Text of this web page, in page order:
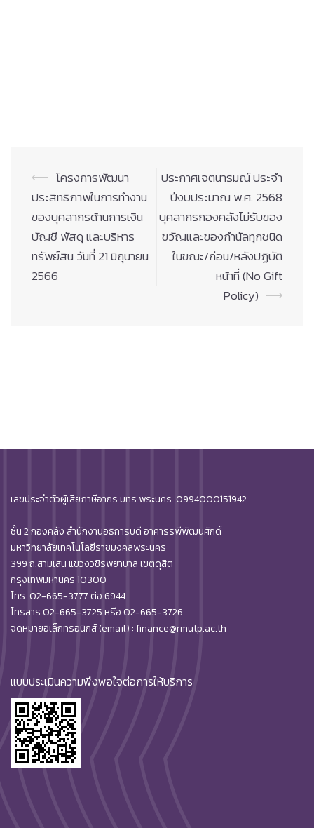
Post
navigation
⟵ โครงการพัฒนา
ประสิทธิภาพในการทำงาน
ของบุคลากรด้านการเงิน
บัญชี พัสดุ และบริหาร
ทรัพย์สิน วันที่ 21 มิถุนายน
2566
ประกาศเจตนารมณ์ ประจำ
ปีงบประมาณ พ.ศ. 2568
บุคลากรกองคลังไม่รับของ
ขวัญและของกำนัลทุกชนิด
ในขณะ/ก่อน/หลังปฏิบัติ
หน้าที่ (No Gift
Policy) ⟶
เลขประจำตัวผู้เสียภาษีอากร มทร.พระนคร 0994000151942
ชั้น 2 กองคลัง สำนักงานอธิการบดี อาคารรพีพัฒนศักดิ์
มหาวิทยาลัยเทคโนโลยีราชมงคลพระนคร
399 ถ.สามเสน แขวงวชิรพยาบาล เขตดุสิต
กรุงเทพมหานคร 10300
โทร. 02-665-3777 ต่อ 6944
โทรสาร 02-665-3725 หรือ 02-665-3726
จดหมายอิเล็กทรอนิกส์ (email) : finance@rmutp.ac.th
แบบประเมินความพึงพอใจต่อการให้บริการ